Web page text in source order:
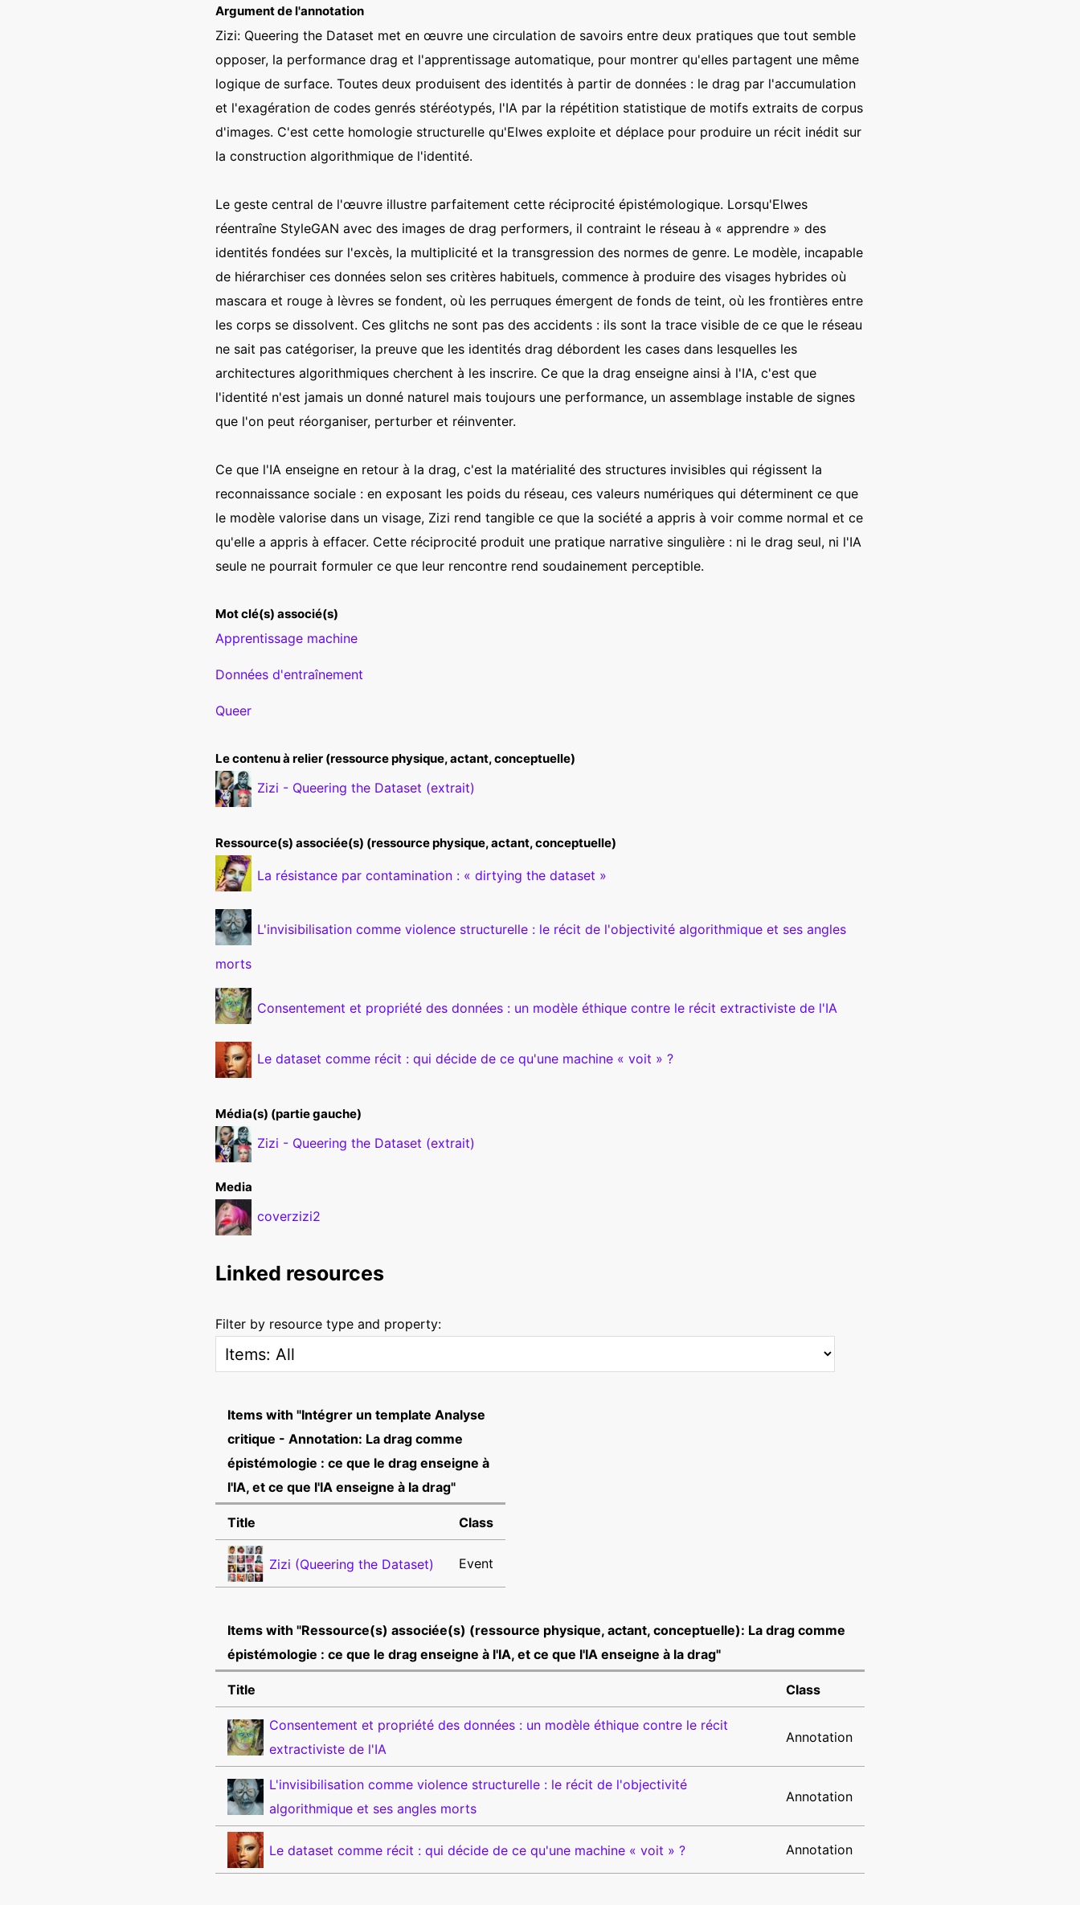
Argument de l'annotation
Zizi: Queering the Dataset met en œuvre une circulation de savoirs entre deux pratiques que tout semble
opposer, la performance drag et l'apprentissage automatique, pour montrer qu'elles partagent une même
logique de surface. Toutes deux produisent des identités à partir de données : le drag par l'accumulation
et l'exagération de codes genrés stéréotypés, l'IA par la répétition statistique de motifs extraits de corpus
d'images. C'est cette homologie structurelle qu'Elwes exploite et déplace pour produire un récit inédit sur
la construction algorithmique de l'identité.
Le geste central de l'œuvre illustre parfaitement cette réciprocité épistémologique. Lorsqu'Elwes
réentraîne StyleGAN avec des images de drag performers, il contraint le réseau à « apprendre » des
identités fondées sur l'excès, la multiplicité et la transgression des normes de genre. Le modèle, incapable
de hiérarchiser ces données selon ses critères habituels, commence à produire des visages hybrides où
mascara et rouge à lèvres se fondent, où les perruques émergent de fonds de teint, où les frontières entre
les corps se dissolvent. Ces glitchs ne sont pas des accidents : ils sont la trace visible de ce que le réseau
ne sait pas catégoriser, la preuve que les identités drag débordent les cases dans lesquelles les
architectures algorithmiques cherchent à les inscrire. Ce que la drag enseigne ainsi à l'IA, c'est que
l'identité n'est jamais un donné naturel mais toujours une performance, un assemblage instable de signes
que l'on peut réorganiser, perturber et réinventer.
Ce que l'IA enseigne en retour à la drag, c'est la matérialité des structures invisibles qui régissent la
reconnaissance sociale : en exposant les poids du réseau, ces valeurs numériques qui déterminent ce que
le modèle valorise dans un visage, Zizi rend tangible ce que la société a appris à voir comme normal et ce
qu'elle a appris à effacer. Cette réciprocité produit une pratique narrative singulière : ni le drag seul, ni l'IA
seule ne pourrait formuler ce que leur rencontre rend soudainement perceptible.
Mot clé(s) associé(s)
Apprentissage machine
Données d'entraînement
Queer
Le contenu à relier (ressource physique, actant, conceptuelle)
Zizi - Queering the Dataset (extrait)
Ressource(s) associée(s) (ressource physique, actant, conceptuelle)
La résistance par contamination : « dirtying the dataset »
L'invisibilisation comme violence structurelle : le récit de l'objectivité algorithmique et ses angles
morts
Consentement et propriété des données : un modèle éthique contre le récit extractiviste de l'IA
Le dataset comme récit : qui décide de ce qu'une machine « voit » ?
Média(s) (partie gauche)
Zizi - Queering the Dataset (extrait)
Media
coverzizi2
Linked resources
Filter by resource type and property:
Items with "Intégrer un template Analyse
critique - Annotation: La drag comme
épistémologie : ce que le drag enseigne à
l'IA, et ce que l'IA enseigne à la drag"
Title Class
Zizi (Queering the Dataset) Event
Items with "Ressource(s) associée(s) (ressource physique, actant, conceptuelle): La drag comme
épistémologie : ce que le drag enseigne à l'IA, et ce que l'IA enseigne à la drag"
Title Class
Consentement et propriété des données : un modèle éthique contre le récit
extractiviste de l'IA
Annotation
L'invisibilisation comme violence structurelle : le récit de l'objectivité
algorithmique et ses angles morts
Annotation
Le dataset comme récit : qui décide de ce qu'une machine « voit » ? Annotation